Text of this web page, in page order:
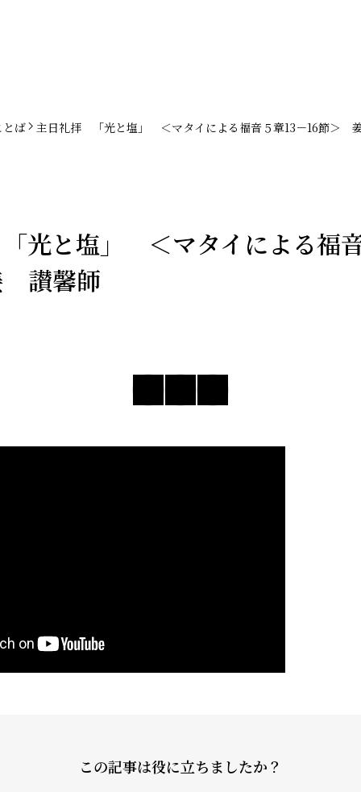
とば 主日礼拝 「光と塩」 ＜マタイによる福音５章13－16節＞
光と塩」 ＜マタイによる福
讃馨師
この記事は役に立ちましたか？